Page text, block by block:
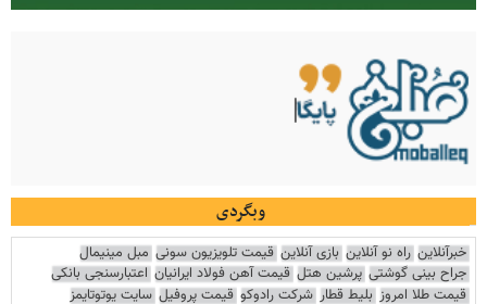
وبگردی
خبرآنلاین راه نو آنلاین بازی آنلاین قیمت تلویزیون سونی مبل مینیمال
جراح بینی گوشتی پرشین هتل قیمت آهن فولاد ایرانیان اعتبارسنجی بانکی
قیمت طلا امروز بلیط قطار شرکت رادوکو قیمت پروفیل سایت یوتوتایمز